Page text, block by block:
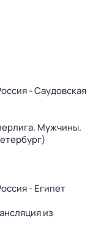
- Саудовская
Мужчины.
- Египет
из